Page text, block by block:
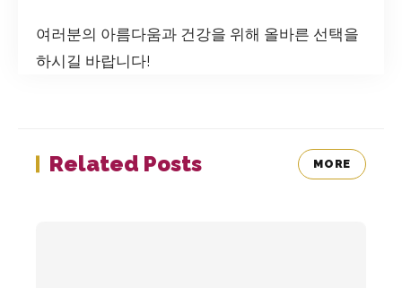
여러분의 아름다움과 건강을 위해 올바른 선택을
하시길 바랍니다!
Related Posts MORE